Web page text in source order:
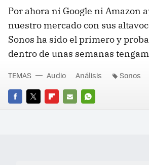
Por ahora ni Google ni Amazon
nuestro mercado con sus
Sonos ha sido el primero y
dentro de unas semanas
FACEBOOK
TWITTERFLIPBOARD
E-
WHATSAPP
TEMAS Audio Análisis Sonos